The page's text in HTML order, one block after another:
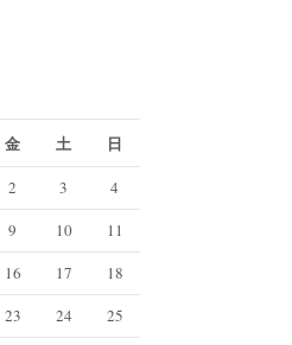
金 土 日
2 3
4
9 10
11
16 17
18
23 24
25